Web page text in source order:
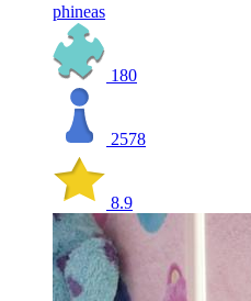
phineas
180
2578
8.9